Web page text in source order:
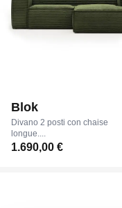
Blok
Divano 2 posti con chaise
longue....
1.690,00 €